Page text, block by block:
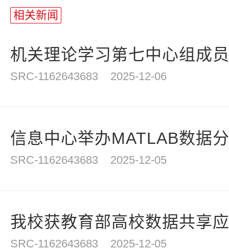
相关新闻
机关理论学习第七中心组成
SRC-1162643683 2025-12-06
信息中心举办MATLAB数据
SRC-1162643683 2025-12-05
我校获教育部高校数据共享
SRC-1162643683 2025-12-05